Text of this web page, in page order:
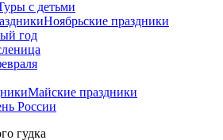
с детьми
Ноябрьские праздники
год
Майские праздники
России